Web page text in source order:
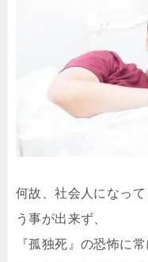
何故、社会人になっ
う事が出来ず、
『孤独死』の恐怖に